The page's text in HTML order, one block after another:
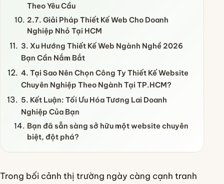
Theo Yêu Cầu
2.7. Giải Pháp Thiết Kế Web Cho Doanh
Nghiệp Nhỏ Tại HCM
3. Xu Hướng Thiết Kế Web Ngành Nghề 2026
Bạn Cần Nắm Bắt
4. Tại Sao Nên Chọn Công Ty Thiết Kế Website
Chuyên Nghiệp Theo Ngành Tại TP.HCM?
5. Kết Luận: Tối Ưu Hóa Tương Lai Doanh
Nghiệp Của Bạn
Bạn đã sẵn sàng sở hữu một website chuyên
biệt, đột phá?
Trong bối cảnh thị trường ngày càng cạnh tranh